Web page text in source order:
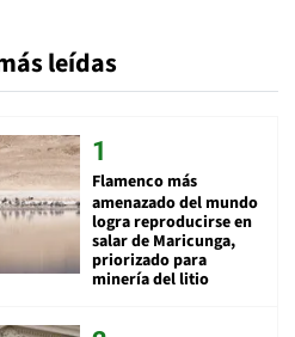
leídas
Flamenco más
amenazado del mundo
logra reproducirse en
salar de Maricunga,
priorizado para
minería del litio